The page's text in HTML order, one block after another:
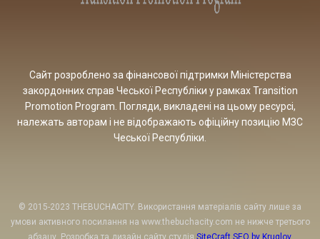
Сайт розроблено за фінансової підтримки Міністерства
закордонних справ Чеської Республіки у рамках Transition
Promotion Program. Погляди, викладені на цьому ресурсі,
належать авторам і не відображають офіційну позицію МЗС
Чеської Республіки.
© 2015-2023 THEBUCHACITY. Використання матеріалів сайту лише за
умови активного посилання на www.thebuchacity.com не нижче третього
абзацу. Розробка та дизайн сайту студія SiteCraft SEO by Kruglov.